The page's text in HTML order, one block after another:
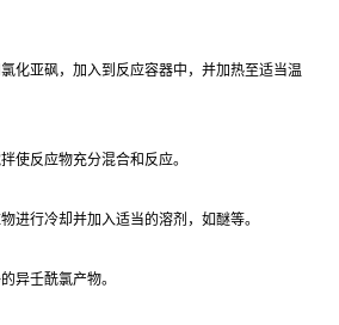
化亚砜，加入到反应容器中，并加热至适当温
使反应物充分混合和反应。
进行冷却并加入适当的溶剂，如醚等。
异壬酰氯产物。